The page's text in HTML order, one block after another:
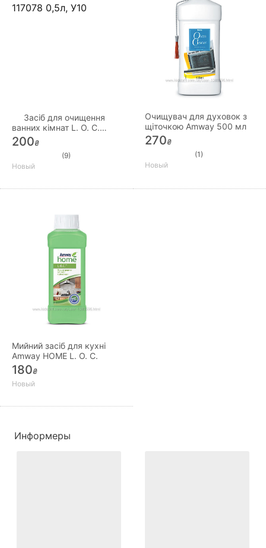
Засіб для очищення
ванних кімнат L. O. C.
200₴
(9)
Новый
Очищувач для духовок з
щіточкою Amway 500 мл
270₴
(1)
Новый
Мийний засіб для кухні
Amway HOME L. O. C.
180₴
Новый
Информеры